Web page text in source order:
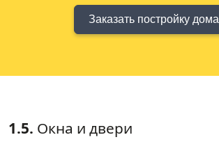
Заказать постройку дома
1.5. Окна и двери